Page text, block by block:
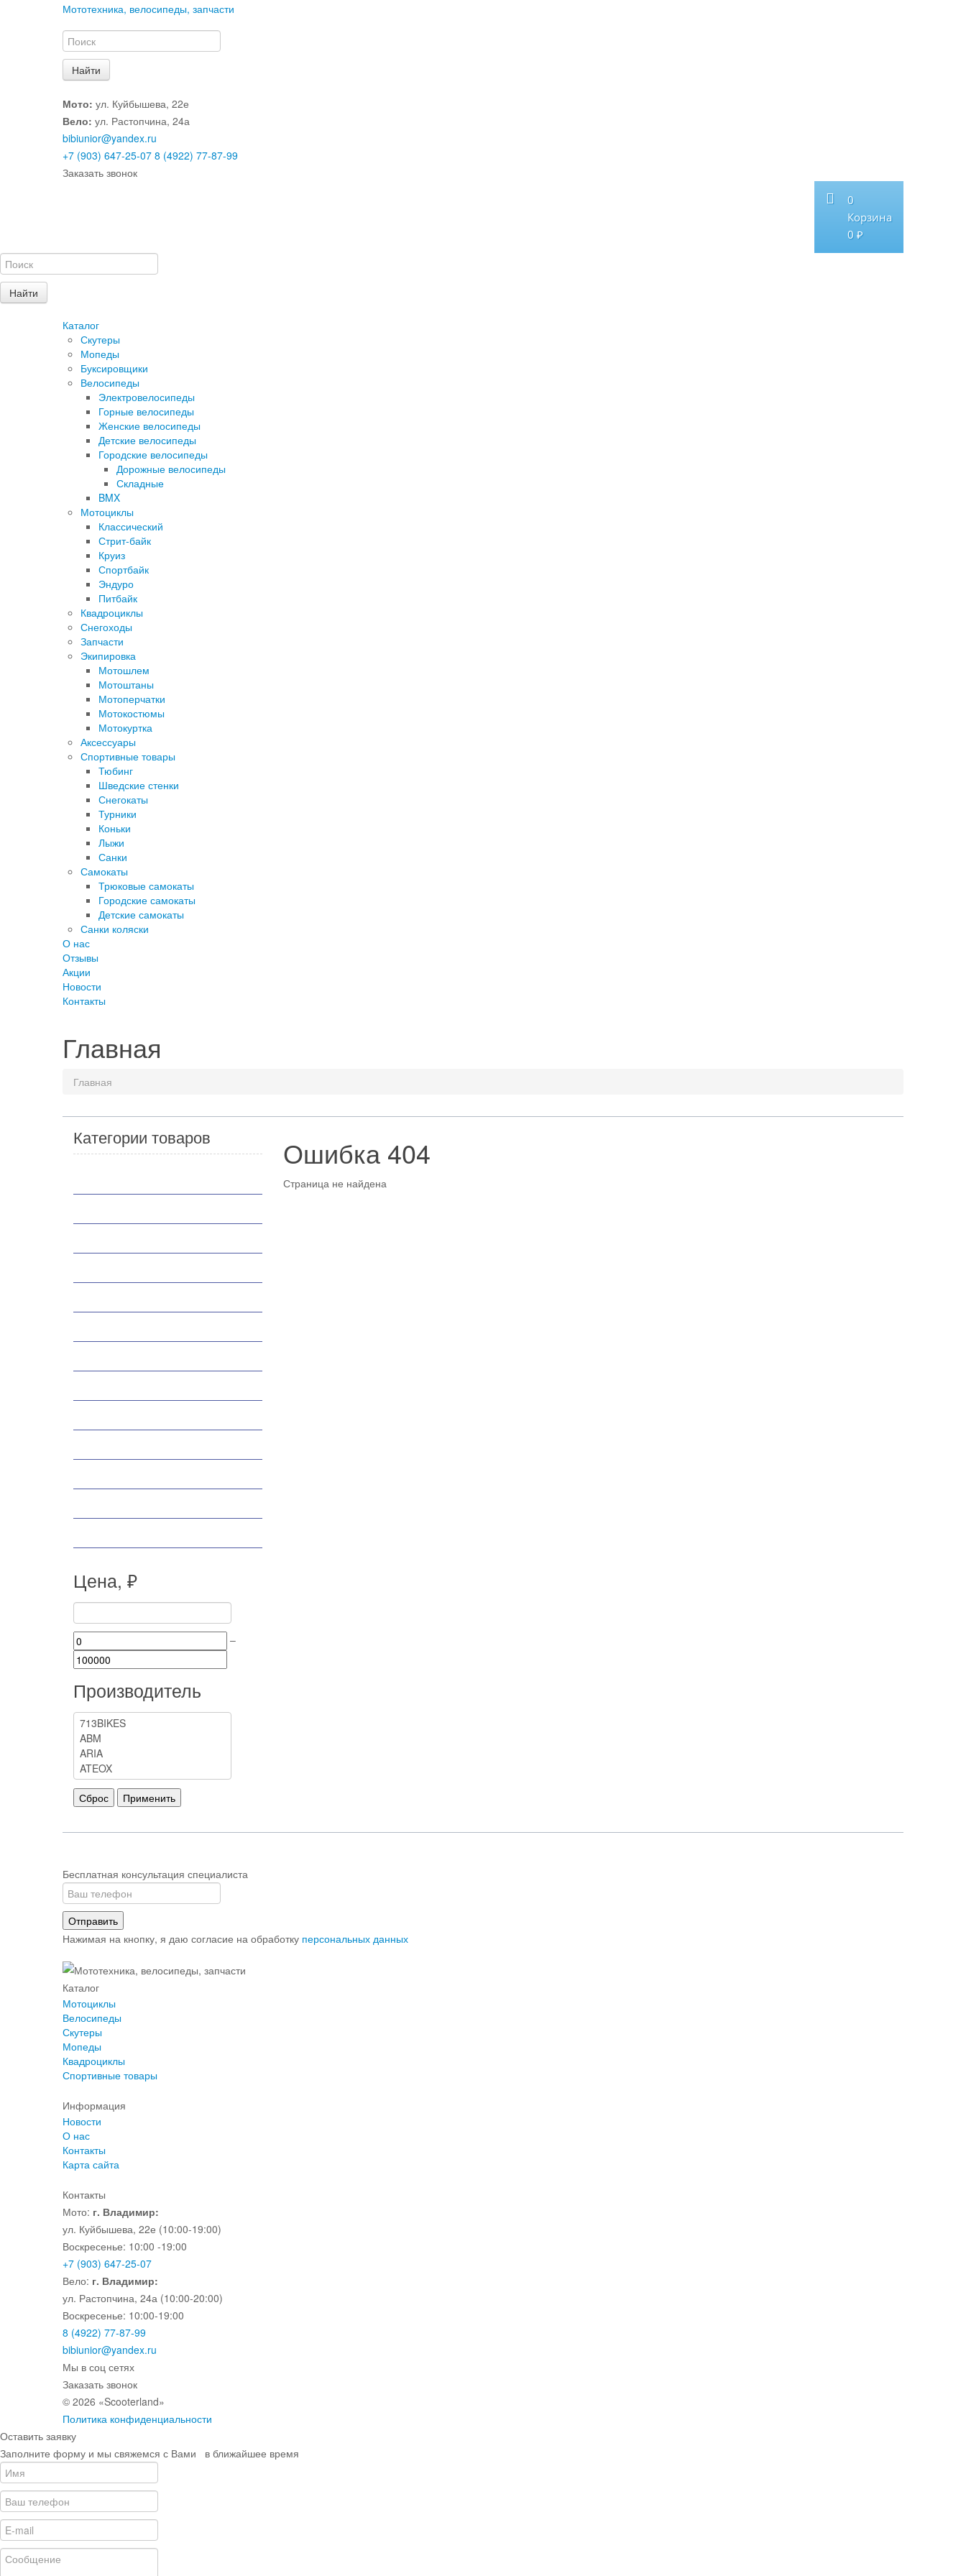
Мототехника, велосипеды, запчасти
Мото: ул. Куйбышева, 22е
Вело: ул. Растопчина, 24а
bibiunior@yandex.ru
+7 (903) 647-25-07 8 (4922) 77-87-99
Заказать звонок
0
Корзина
0 ₽
Каталог
Скутеры
Мопеды
Буксировщики
Велосипеды
Электровелосипеды
Горные велосипеды
Женские велосипеды
Детские велосипеды
Городские велосипеды
Дорожные велосипеды
Складные
BMX
Мотоциклы
Классический
Стрит-байк
Круиз
Спортбайк
Эндуро
Питбайк
Квадроциклы
Снегоходы
Запчасти
Экипировка
Мотошлем
Мотоштаны
Мотоперчатки
Мотокостюмы
Мотокуртка
Аксессуары
Спортивные товары
Тюбинг
Шведские стенки
Снегокаты
Турники
Коньки
Лыжи
Санки
Самокаты
Трюковые самокаты
Городские самокаты
Детские самокаты
Санки коляски
О нас
Отзывы
Акции
Новости
Контакты
Главная
Главная
Ошибка 404
Страница не найдена
Категории товаров
Цена, ₽
–
Производитель
Бесплатная консультация специалиста
Отправить
Нажимая на кнопку, я даю согласие на обработку персональных данных
Каталог
Мотоциклы
Велосипеды
Скутеры
Мопеды
Квадроциклы
Спортивные товары
Информация
Новости
О нас
Контакты
Карта сайта
Контакты
Мото: г. Владимир:
ул. Куйбышева, 22е (10:00-19:00)
Воскресенье: 10:00 -19:00
+7 (903) 647-25-07
Вело: г. Владимир:
ул. Растопчина, 24а (10:00-20:00)
Воскресенье: 10:00-19:00
8 (4922) 77-87-99
bibiunior@yandex.ru
Мы в соц сетях
Заказать звонок
© 2026 «Scooterland»
Политика конфиденциальности
Оставить заявку
Заполните форму и мы свяжемся с Вами в ближайшее время